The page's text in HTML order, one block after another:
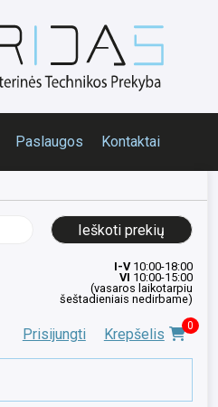
Paslaugos Kontaktai
I-V10:00-18:00
VI 10:00-15:00
(vasaros laikotarpiu
šeštadieniais nedirbame)
Prisijungti Krepšelis 0